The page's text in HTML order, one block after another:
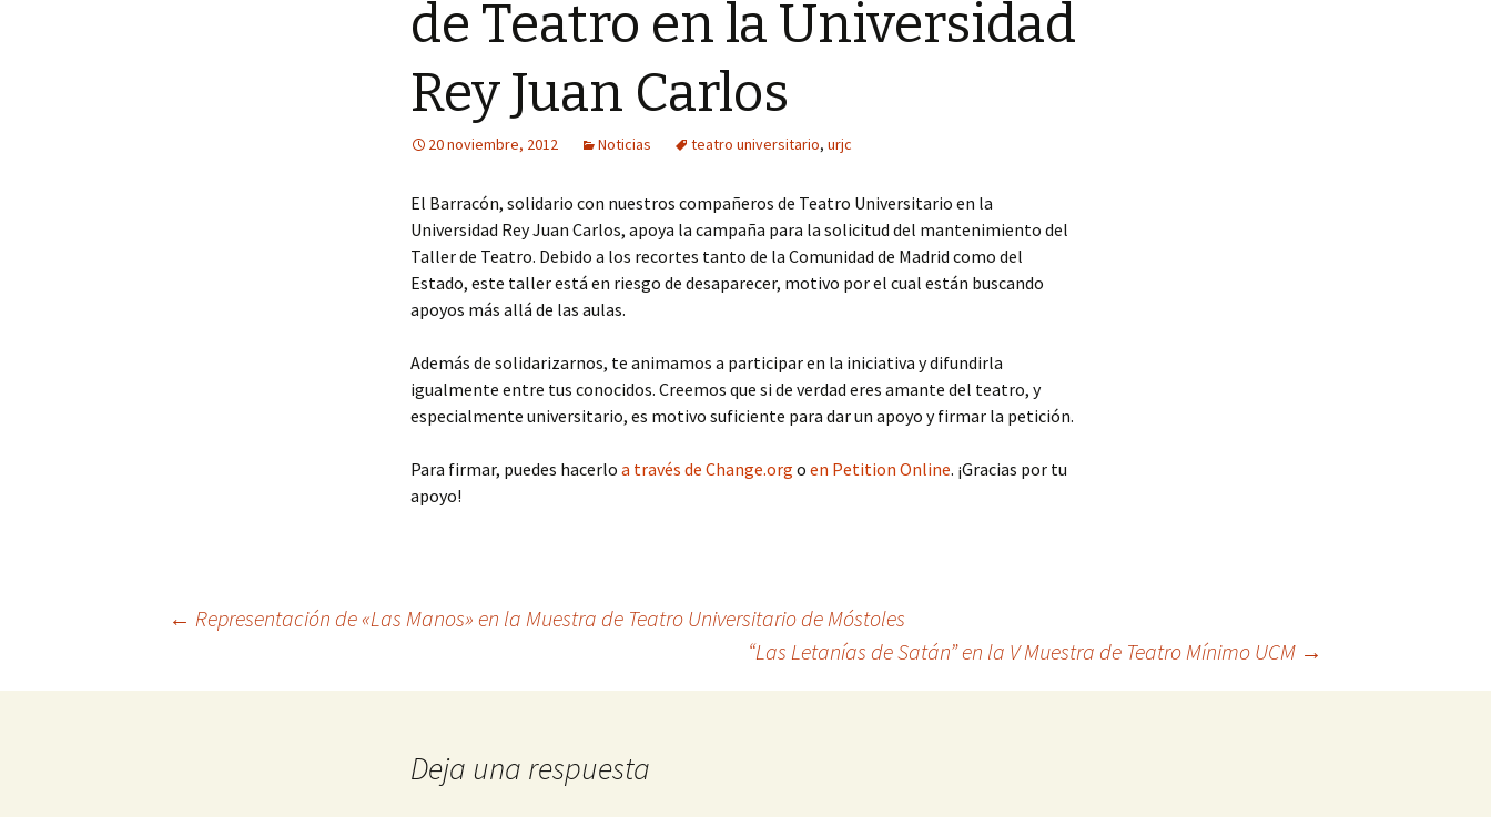
Año 2016
Año 2012
Año 2011
de Teatro en la Universidad
Rey Juan Carlos
20 noviembre, 2012 Noticias teatro universitario, urjc
El Barracón, solidario con nuestros compañeros de Teatro Universitario en la
Universidad Rey Juan Carlos, apoya la campaña para la solicitud del mantenimiento del
Taller de Teatro. Debido a los recortes tanto de la Comunidad de Madrid como del
Estado, este taller está en riesgo de desaparecer, motivo por el cual están buscando
apoyos más allá de las aulas.
Además de solidarizarnos, te animamos a participar en la iniciativa y difundirla
igualmente entre tus conocidos. Creemos que si de verdad eres amante del teatro, y
especialmente universitario, es motivo suficiente para dar un apoyo y firmar la petición.
Para firmar, puedes hacerlo a través de Change.org o en Petition Online. ¡Gracias por tu
apoyo!
Navegación
de
← Representación de «Las Manos» en la Muestra de Teatro Universitario de Móstoles
“Las Letanías de Satán” en la V Muestra de Teatro Mínimo UCM →
Deja una respuesta